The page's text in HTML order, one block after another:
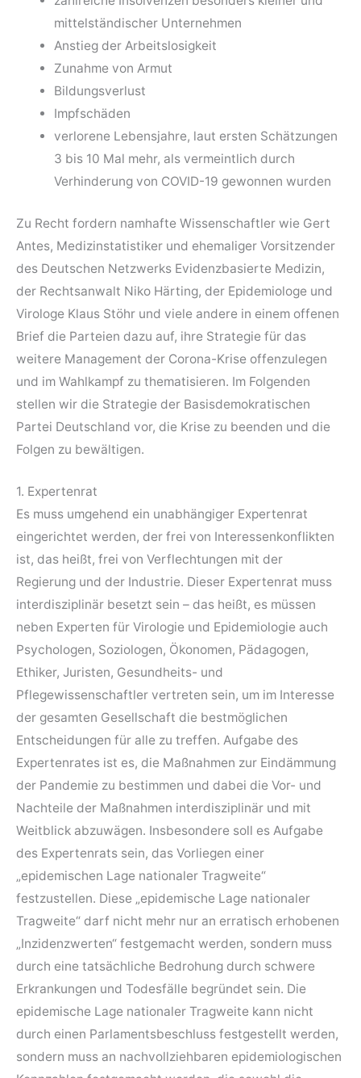
mittelständischer Unternehmen
Anstieg der Arbeitslosigkeit
Zunahme von Armut
Bildungsverlust
Impfschäden
verlorene Lebensjahre, laut ersten Schätzungen
3 bis 10 Mal mehr, als vermeintlich durch
Verhinderung von COVID-19 gewonnen wurden
Zu Recht fordern namhafte Wissenschaftler wie Gert
Antes, Medizinstatistiker und ehemaliger Vorsitzender
des Deutschen Netzwerks Evidenzbasierte Medizin,
der Rechtsanwalt Niko Härting, der Epidemiologe und
Virologe Klaus Stöhr und viele andere in einem offenen
Brief die Parteien dazu auf, ihre Strategie für das
weitere Management der Corona-Krise offenzulegen
und im Wahlkampf zu thematisieren. Im Folgenden
stellen wir die Strategie der Basisdemokratischen
Partei Deutschland vor, die Krise zu beenden und die
Folgen zu bewältigen.
1. Expertenrat
Es muss umgehend ein unabhängiger Expertenrat
eingerichtet werden, der frei von Interessenkonflikten
ist, das heißt, frei von Verflechtungen mit der
Regierung und der Industrie. Dieser Expertenrat muss
interdisziplinär besetzt sein – das heißt, es müssen
neben Experten für Virologie und Epidemiologie auch
Psychologen, Soziologen, Ökonomen, Pädagogen,
Ethiker, Juristen, Gesundheits- und
Pflegewissenschaftler vertreten sein, um im Interesse
der gesamten Gesellschaft die bestmöglichen
Entscheidungen für alle zu treffen. Aufgabe des
Expertenrates ist es, die Maßnahmen zur Eindämmung
der Pandemie zu bestimmen und dabei die Vor- und
Nachteile der Maßnahmen interdisziplinär und mit
Weitblick abzuwägen. Insbesondere soll es Aufgabe
des Expertenrats sein, das Vorliegen einer
„epidemischen Lage nationaler Tragweite“
festzustellen. Diese „epidemische Lage nationaler
Tragweite“ darf nicht mehr nur an erratisch erhobenen
„Inzidenzwerten“ festgemacht werden, sondern muss
durch eine tatsächliche Bedrohung durch schwere
Erkrankungen und Todesfälle begründet sein. Die
epidemische Lage nationaler Tragweite kann nicht
durch einen Parlamentsbeschluss festgestellt werden,
sondern muss an nachvollziehbaren epidemiologischen